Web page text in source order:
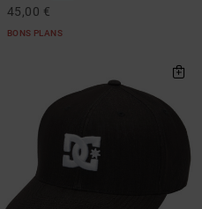
45,00 €
BONS PLANS